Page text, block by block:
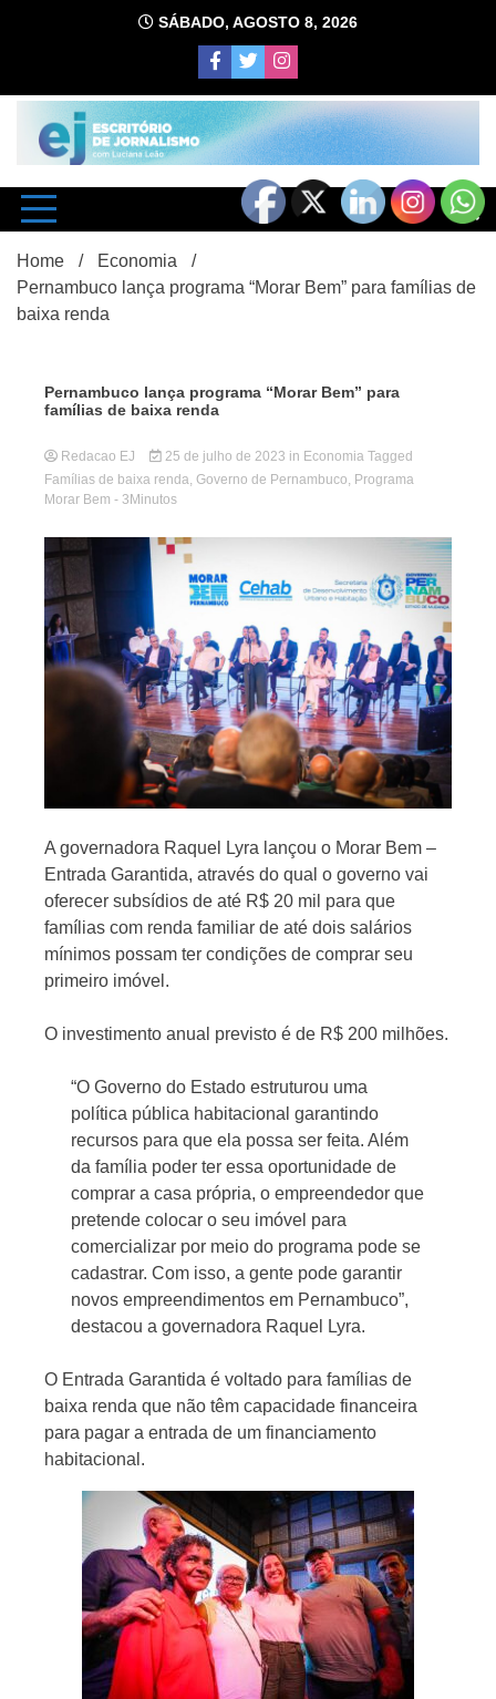
SÁBADO, AGOSTO 8, 2026
de
com Luciana Leão
Home
Economia
Pernambuco lança programa “Morar Bem” para famílias de
baixa renda
Pernambuco lança programa “Morar Bem” para
famílias de baixa renda
Redacao EJ 25 de julho de 2023 in Economia Tagged
Famílias de baixa renda, Governo de Pernambuco, Programa
Morar Bem - 3Minutos
A governadora Raquel Lyra lançou o Morar Bem –
Entrada Garantida, através do qual o governo vai
oferecer subsídios de até R$ 20 mil para que
famílias com renda familiar de até dois salários
mínimos possam ter condições de comprar seu
primeiro imóvel.
O investimento anual previsto é de R$ 200 milhões.
“O Governo do Estado estruturou uma
política pública habitacional garantindo
recursos para que ela possa ser feita. Além
da família poder ter essa oportunidade de
comprar a casa própria, o empreendedor que
pretende colocar o seu imóvel para
comercializar por meio do programa pode se
cadastrar. Com isso, a gente pode garantir
novos empreendimentos em Pernambuco”,
destacou a governadora Raquel Lyra.
O Entrada Garantida é voltado para famílias de
baixa renda que não têm capacidade financeira
para pagar a entrada de um financiamento
habitacional.